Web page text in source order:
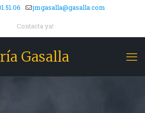
jmgasalla@gasalla.com
Contacta ya!
Gasalla